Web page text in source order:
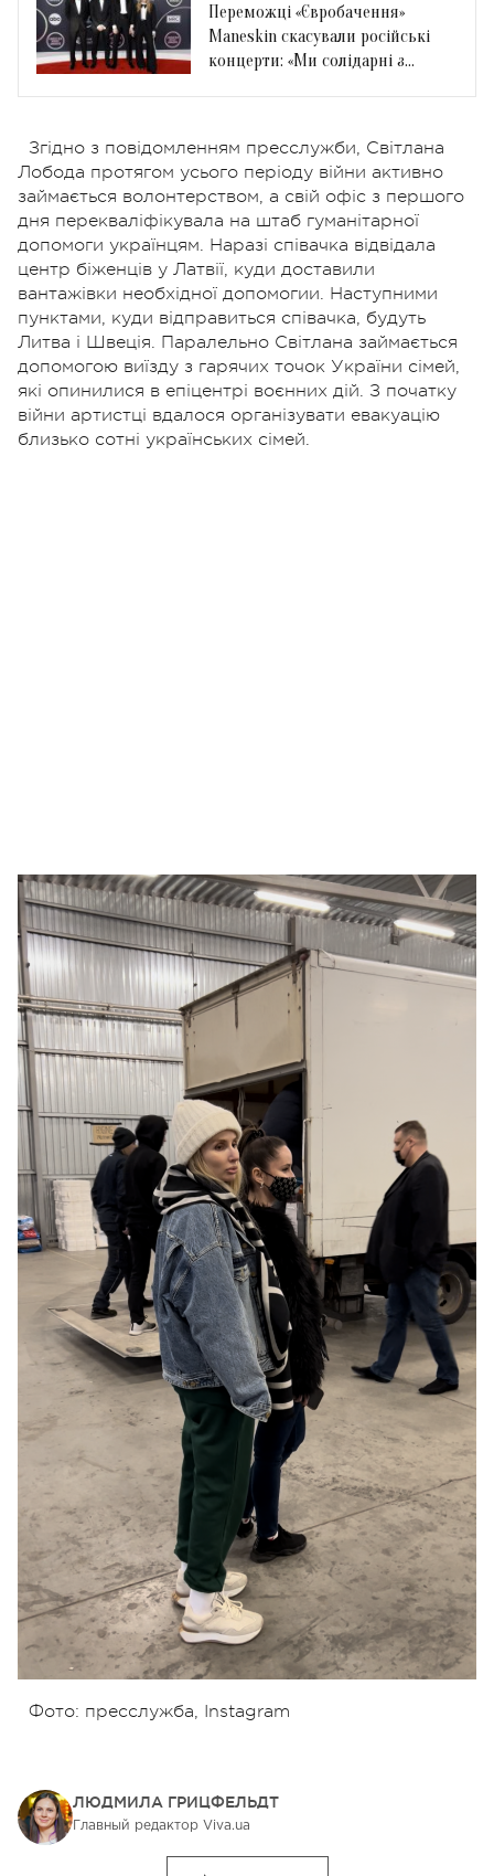
Переможці «Євробачення»
Maneskin скасували російські
концерти: «Ми солідарні з
Згідно з повідомленням пресслужби, Світлана
Лобода протягом усього періоду війни активно
займається волонтерством, а свій офіс з першого
дня перекваліфікувала на штаб гуманітарної
допомоги українцям. Наразі співачка відвідала
центр біженців у Латвії, куди доставили
вантажівки необхідної допомогии. Наступними
пунктами, куди відправиться співачка, будуть
Литва і Швеція. Паралельно Світлана займається
допомогою виїзду з гарячих точок України сімей,
які опинилися в епіцентрі воєнних дій. З початку
війни артистці вдалося організувати евакуацію
близько сотні українських сімей.
Фото: пресслужба, Instagram
ЛЮДМИЛА ГРИЦФЕЛЬДТ
Главный редактор Viva.ua